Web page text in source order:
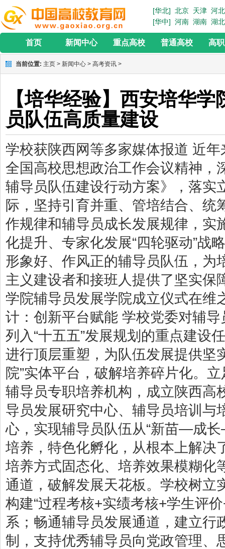
[华北] 北京 天津 河北
[华中] 河南 湖南 湖北
首页 新闻中心 重点高校 普通高校 高
当前位置: 主页 > 新闻中心 > 高考资讯 >
【培华经验】西安培华
员队伍高质量建设
学校获陕西网等多家媒体报道 近
全国高校思想政治工作会议精神，
辅导员队伍建设行动方案》，落实
际，坚持引育并重、管培结合、统
作规律和辅导员成长发展规律，实
化提升、专家化发展“四轮驱动”战
形象好、作风正的辅导员队伍，为
主义建设者和接班人提供了坚实
学院辅导员发展学院成立仪式在维
计：创新平台赋能 学校党委对辅
列入“十五五”发展规划的重点建设
进行顶层重塑，为队伍发展提供坚
院”实体平台，破解培养碎片化。
辅导员专职培养机构，成立陕西高
导员发展研究中心、辅导员培训与
心，实现辅导员队伍从“新苗—成
培养，特色化孵化，从根本上解决
培养方式固态化、培养效果模糊化
通道，破解发展天花板。学校树立
构建“过程考核+实绩考核+学生评
系；畅通辅导员发展通道，建立行
制，支持优秀辅导员向党政管理、